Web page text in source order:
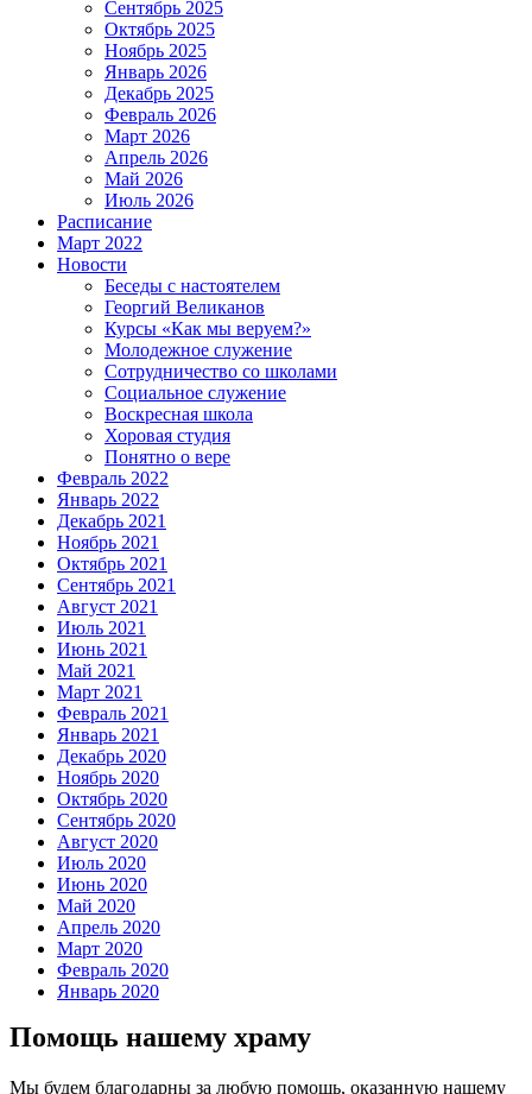
Сентябрь 2025
Октябрь 2025
Ноябрь 2025
Январь 2026
Декабрь 2025
Февраль 2026
Март 2026
Апрель 2026
Май 2026
Июль 2026
Расписание
Март 2022
Новости
Беседы с настоятелем
Георгий Великанов
Курсы «Как мы веруем?»
Молодежное служение
Сотрудничество со школами
Социальное служение
Воскресная школа
Хоровая студия
Понятно о вере
Февраль 2022
Январь 2022
Декабрь 2021
Ноябрь 2021
Октябрь 2021
Сентябрь 2021
Август 2021
Июль 2021
Июнь 2021
Май 2021
Март 2021
Февраль 2021
Январь 2021
Декабрь 2020
Ноябрь 2020
Октябрь 2020
Сентябрь 2020
Август 2020
Июль 2020
Июнь 2020
Май 2020
Апрель 2020
Март 2020
Февраль 2020
Январь 2020
Помощь нашему храму
Мы будем благодарны за любую помощь, оказанную нашему